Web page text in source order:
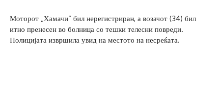
Моторот „Хамачи“ бил нерегистриран, а возачот (34) бил
итно пренесен во болница со тешки телесни повреди.
Полицијата извршила увид на местото на несреќата.